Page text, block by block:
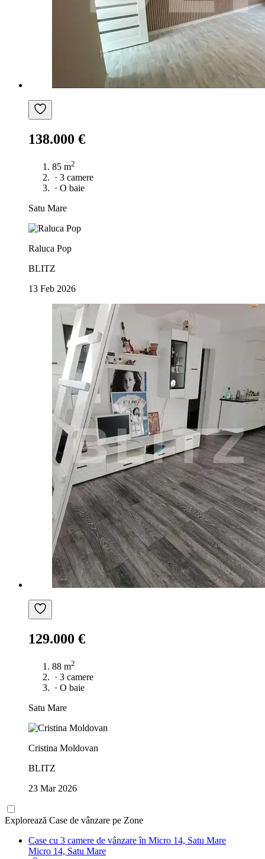
138.000 €
85 m2
· 3 camere
· O baie
Satu Mare
Raluca Pop
BLITZ
13 Feb 2026
129.000 €
88 m2
· 3 camere
· O baie
Satu Mare
Cristina Moldovan
BLITZ
23 Mar 2026
Explorează Case de vânzare pe Zone
Case cu 3 camere de vânzare în Micro 14, Satu Mare
Micro 14, Satu Mare